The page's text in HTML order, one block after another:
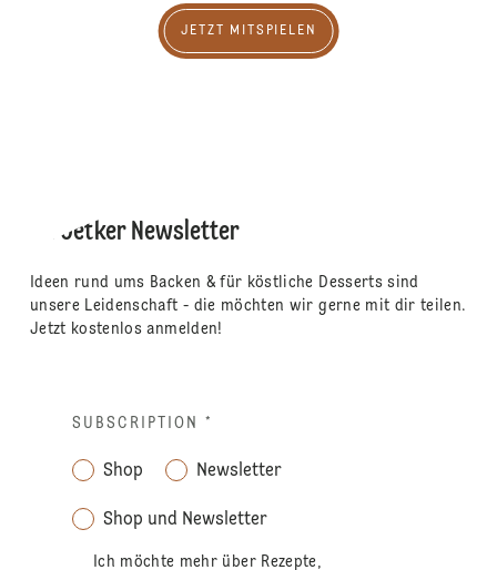
JETZT MITSPIELEN
Dr. Oetker Newsletter
Ideen rund ums Backen & für köstliche Desserts sind
unsere Leidenschaft - die möchten wir gerne mit dir teilen.
Jetzt kostenlos anmelden!
SUBSCRIPTION *
Shop Newsletter
Shop und Newsletter
Ich möchte mehr über Rezepte,